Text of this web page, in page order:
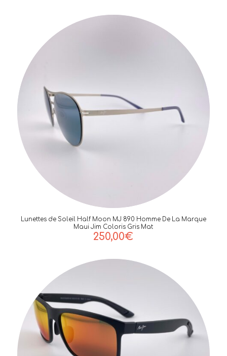
Lunettes de Soleil Half Moon MJ 890 Homme De La Marque
Maui Jim Coloris Gris Mat
250,00€